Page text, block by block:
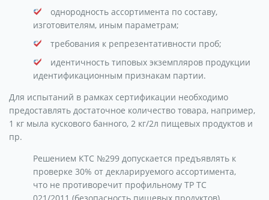
однородность ассортимента по составу,
изготовителям, иным параметрам;
требования к репрезентативности проб;
идентичность типовых экземпляров продукции
идентификационным признакам партии.
Для испытаний в рамках сертификации необходимо
предоставлять достаточное количество товара, например,
1 кг мыла кускового банного, 2 кг/2л пищевых продуктов и
пр.
Решением КТС №299 допускается предъявлять к
проверке 30% от декларируемого ассортимента,
что не противоречит профильному ТР ТС